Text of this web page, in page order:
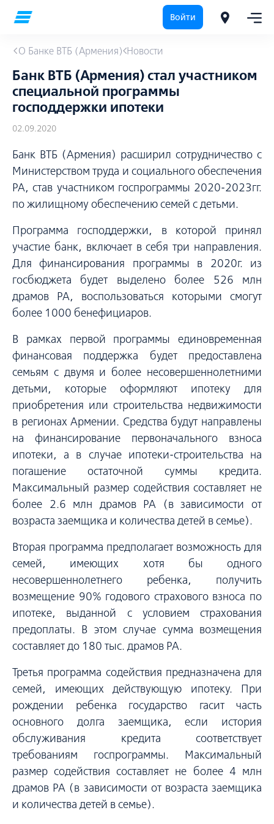
Войти
О Банке ВТБ (Армения) Новости
Банк ВТБ (Армения) стал участником
специальной программы
господдержки ипотеки
02.09.2020
Банк ВТБ (Армения) расширил сотрудничество с
Министерством труда и социального обеспечения
РА, став участником госпрограммы 2020-2023гг.
по жилищному обеспечению семей с детьми.
Программа господдержки, в которой принял
участие банк, включает в себя три направления.
Для финансирования программы в 2020г. из
госбюджета будет выделено более 526 млн
драмов РА, воспользоваться которыми смогут
более 1000 бенефициаров.
В рамках первой программы единовременная
финансовая поддержка будет предоставлена
семьям с двумя и более несовершеннолетними
детьми, которые оформляют ипотеку для
приобретения или строительства недвижимости
в регионах Армении. Средства будут направлены
на финансирование первоначального взноса
ипотеки, а в случае ипотеки-строительства на
погашение остаточной суммы кредита.
Максимальный размер содействия составляет не
более 2.6 млн драмов РА (в зависимости от
возраста заемщика и количества детей в семье).
Вторая программа предполагает возможность для
семей, имеющих хотя бы одного
несовершеннолетнего ребенка, получить
возмещение 90% годового страхового взноса по
ипотеке, выданной с условием страхования
предоплаты. В этом случае сумма возмещения
составляет до 180 тыс. драмов РА.
Третья программа содействия предназначена для
семей, имеющих действующую ипотеку. При
рождении ребенка государство гасит часть
основного долга заемщика, если история
обслуживания кредита соответствует
требованиям госпрограммы. Максимальный
размер содействия составляет не более 4 млн
драмов РА (в зависимости от возраста заемщика
и количества детей в семье).